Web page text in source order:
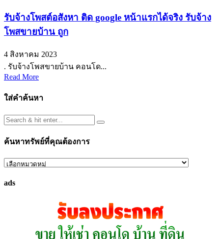
รับจ้างโพสต์อสังหา ติด google หน้าแรกได้จริง รับจ้าง
โพสขายบ้าน ถูก
4 สิงหาคม 2023
. รับจ้างโพสขายบ้าน คอนโด...
Read More
ใส่คำค้นหา
ค้นหาทรัพย์ที่คุณต้องการ
ค้นหา
ที่
ads